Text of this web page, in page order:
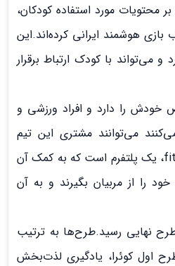
محتویات مورد استفاده کودکان،
هوشمند ایرانی کرده‌اند.این
و می‌تواند با کودک ارتباط برقرار
را دارد و افراد ورزشی و
می‌توانند مشتری‌ این تیم‌
می‌باشند. مربی آنلاین fitnex، یک پلتفرم است که به کمک آن
خود را از مربیان بگیرند و به آن
از ایده‌ها نوبت به ۵ طرح نهایی رسید.طرح‌ها به ترتیب
اول کوئرا، یادگیری لذت‌بخش